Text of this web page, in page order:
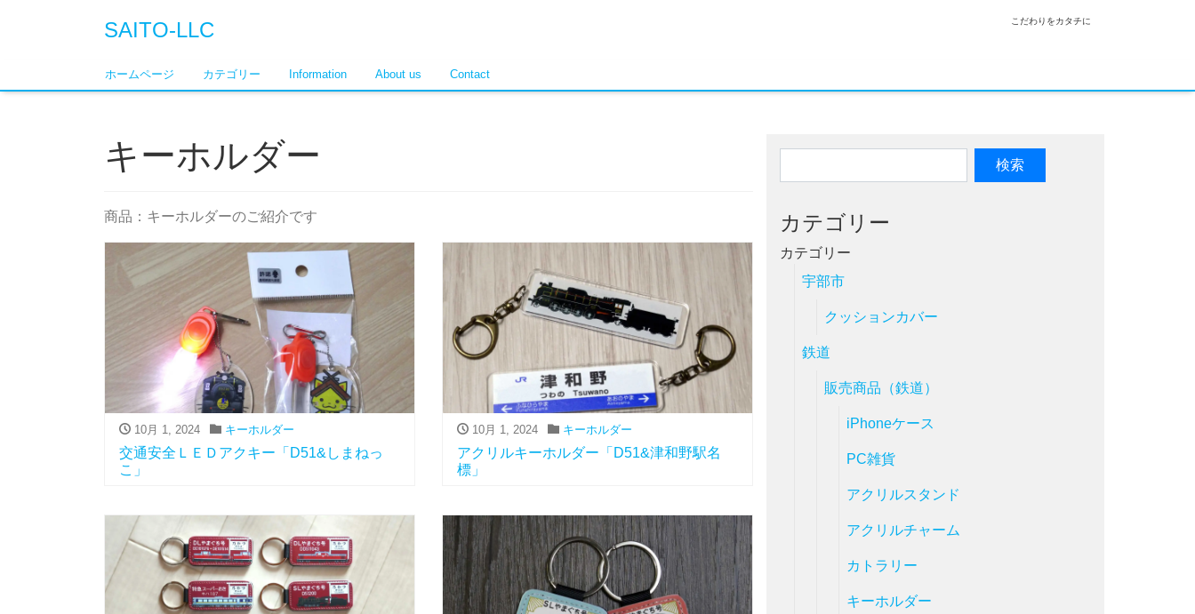
SAITO-LLC こだわりをカタチに
ホームページ カテゴリー Information About us Contact
キーホルダー
商品：キーホルダーのご紹介です
10月 1, 2024 キーホルダー
交通安全ＬＥＤアクキー「D51&しまねっ
こ」
10月 1, 2024 キーホルダー
アクリルキーホルダー「D51&津和野駅名
標」
カテゴリー
カテゴリー
宇部市
クッションカバー
鉄道
販売商品（鉄道）
iPhoneケース
PC雑貨
アクリルスタンド
アクリルチャーム
カトラリー
キーホルダー